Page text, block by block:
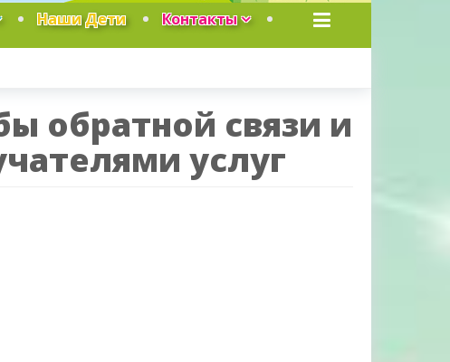
Наши Дети Контакты
обратной связи и
услуг